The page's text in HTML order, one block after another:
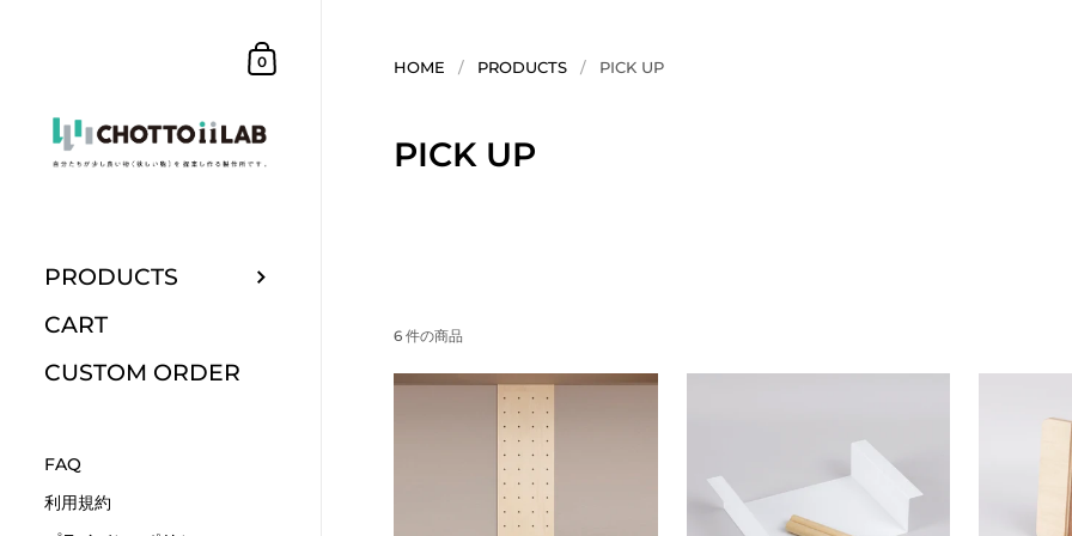
ショッピングカート
0
PRODUCTS
CART
CUSTOM ORDER
FAQ
利用規約
HOME / PRODUCTS / PICK UP
PICK UP
6 件の商品